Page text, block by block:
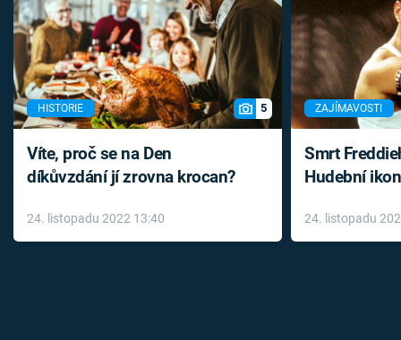
HISTORIE 5
Víte, proč se na Den
díkůvzdání jí zrovna krocan?
24. listopadu 2022 13:40
ZAJÍMAVOSTI
Smrt
Hudební
léky
24. listopadu